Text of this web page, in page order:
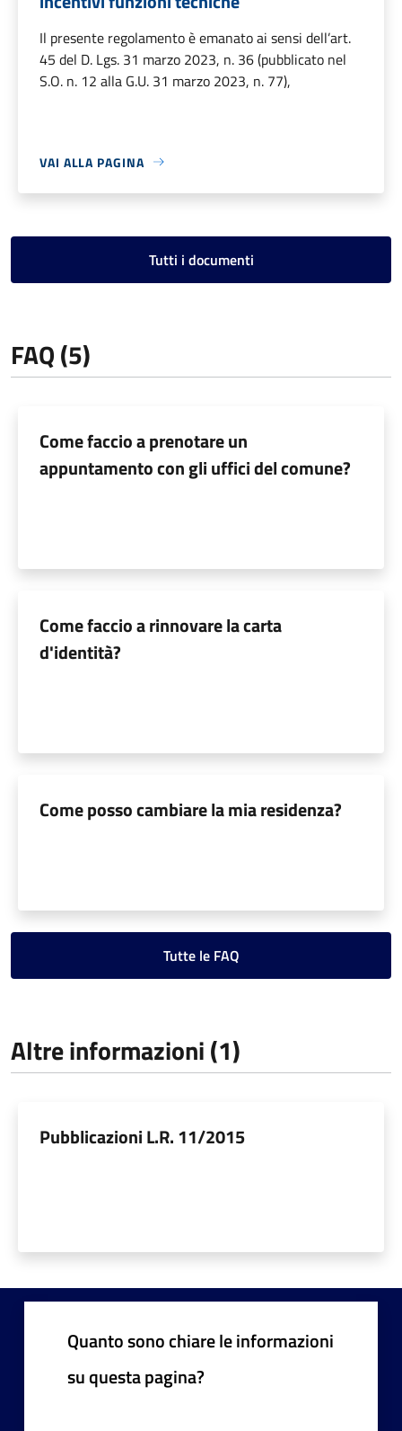
Il presente regolamento è emanato ai sensi dell’art.
45 del D. Lgs. 31 marzo 2023, n. 36 (pubblicato nel
S.O. n. 12 alla G.U. 31 marzo 2023, n. 77),
VAI ALLA PAGINA
Tutti i documenti
FAQ (5)
Come faccio a prenotare un
appuntamento con gli uffici del comune?
Come faccio a rinnovare la carta
d'identità?
Come posso cambiare la mia residenza?
Tutte le FAQ
Altre informazioni (1)
Pubblicazioni L.R. 11/2015
Quanto sono chiare le informazioni
su questa pagina?